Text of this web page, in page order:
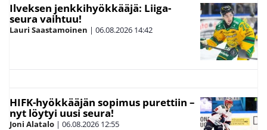
Ilveksen jenkkihyökkääjä: Liiga-
seura vaihtuu!
Lauri Saastamoinen | 06.08.2026 14:42
HIFK-hyökkääjän sopimus purettiin –
nyt löytyi uusi seura!
Joni Alatalo | 06.08.2026 12:55